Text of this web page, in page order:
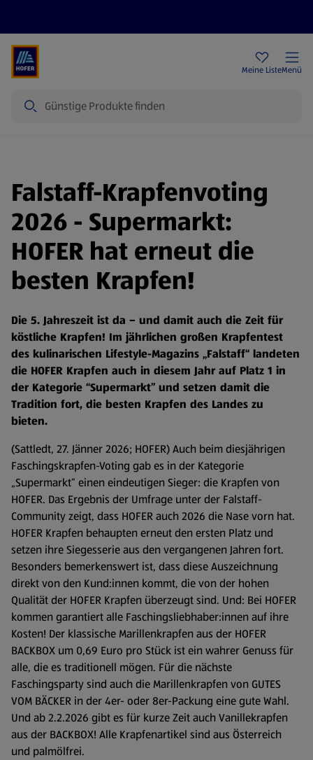
Meine ListeMenü
Falstaff-Krapfenvoting
2026 - Supermarkt:
HOFER hat erneut die
besten Krapfen!
Die 5. Jahreszeit ist da – und damit auch die Zeit für
köstliche Krapfen! Im jährlichen großen Krapfentest
des kulinarischen Lifestyle-Magazins „Falstaff“ landeten
die HOFER Krapfen auch in diesem Jahr auf Platz 1 in
der Kategorie “Supermarkt” und setzen damit die
Tradition fort, die besten Krapfen des Landes zu
bieten.
(Sattledt, 27. Jänner 2026; HOFER) Auch beim diesjährigen
Faschingskrapfen-Voting gab es in der Kategorie
„Supermarkt“ einen eindeutigen Sieger: die Krapfen von
HOFER. Das Ergebnis der Umfrage unter der Falstaff-
Community zeigt, dass HOFER auch 2026 die Nase vorn hat.
HOFER Krapfen behaupten erneut den ersten Platz und
setzen ihre Siegesserie aus den vergangenen Jahren fort.
Besonders bemerkenswert ist, dass diese Auszeichnung
direkt von den Kund:innen kommt, die von der hohen
Qualität der HOFER Krapfen überzeugt sind. Und: Bei HOFER
kommen garantiert alle Faschingsliebhaber:innen auf ihre
Kosten! Der klassische Marillenkrapfen aus der HOFER
BACKBOX um 0,69 Euro pro Stück ist ein wahrer Genuss für
alle, die es traditionell mögen. Für die nächste
Faschingsparty sind auch die Marillenkrapfen von GUTES
VOM BÄCKER in der 4er- oder 8er-Packung eine gute Wahl.
Und ab 2.2.2026 gibt es für kurze Zeit auch Vanillekrapfen
aus der BACKBOX! Alle Krapfenartikel sind aus Österreich
und palmölfrei.